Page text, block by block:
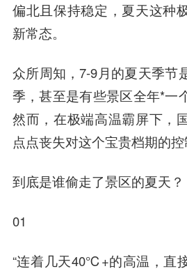
偏北且保持稳定，夏天这种
新常态。
众所周知，7-9月的夏天季节
季，甚至是有些景区全年*一
然而，在极端高温霸屏下，
点点丧失对这个宝贵档期的控
到底是谁偷走了景区的夏天？
01
“连着几天40℃+的高温，直